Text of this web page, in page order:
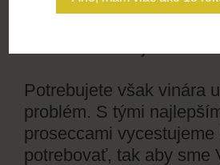
Potrebujete však vinára
problém. S tými
proseccami vycestujeme
potrebovať, tak aby sme